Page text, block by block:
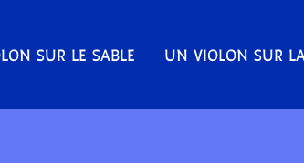
SUR LE SABLE UN VIOLON SUR